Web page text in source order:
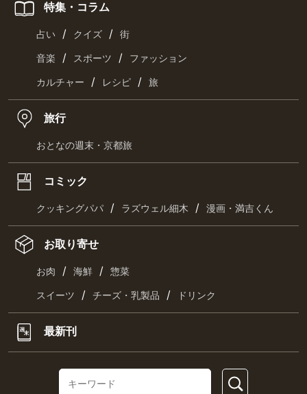
特集・コラム
占い / クイズ / 街
音楽 / スポーツ / ファッション
カルチャー / レシピ / 旅
旅行
おとなの週末・京都旅
コミック
クッキングパパ / ラズウェル細木 / 漫画・満吉くん
お取り寄せ
お肉 / 海鮮 / 惣菜
スイーツ / チーズ・乳製品 / ドリンク
最新刊